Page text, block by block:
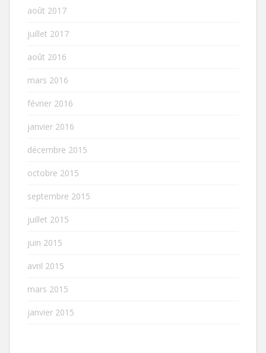
août 2017
juillet 2017
août 2016
mars 2016
février 2016
janvier 2016
décembre 2015
octobre 2015
septembre 2015
juillet 2015
juin 2015
avril 2015
mars 2015
janvier 2015